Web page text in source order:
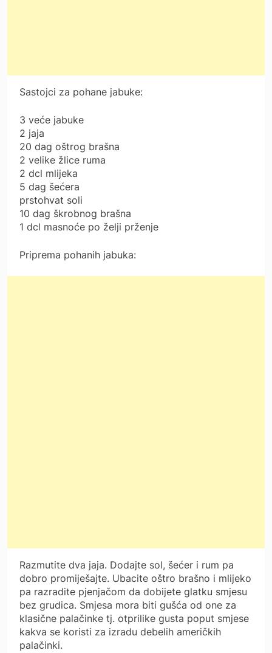
Sastojci za pohane jabuke:
3 veće jabuke
2 jaja
20 dag oštrog brašna
2 velike žlice ruma
2 dcl mlijeka
5 dag šećera
prstohvat soli
10 dag škrobnog brašna
1 dcl masnoće po želji prženje
Priprema pohanih jabuka:
Razmutite dva jaja. Dodajte sol, šećer i rum pa
dobro promiješajte. Ubacite oštro brašno i mlijeko
pa razradite pjenjačom da dobijete glatku smjesu
bez grudica. Smjesa mora biti gušća od one za
klasične palačinke tj. otprilike gusta poput smjese
kakva se koristi za izradu debelih američkih
palačinki.